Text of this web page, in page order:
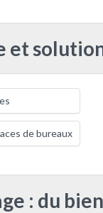
et
de bureaux
: du